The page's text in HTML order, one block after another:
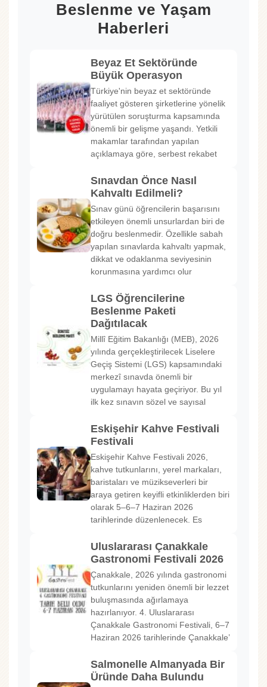
Beslenme ve Yaşam
Haberleri
Beyaz Et Sektöründe
Büyük Operasyon
Türkiye'nin beyaz et sektöründe
faaliyet gösteren şirketlerine yönelik
yürütülen soruşturma kapsamında
önemli bir gelişme yaşandı. Yetkili
makamlar tarafından yapılan
açıklamaya göre, serbest rekabet
Sınavdan Önce Nasıl
Kahvaltı Edilmeli?
Sınav günü öğrencilerin başarısını
etkileyen önemli unsurlardan biri de
doğru beslenmedir. Özellikle sabah
yapılan sınavlarda kahvaltı yapmak,
dikkat ve odaklanma seviyesinin
korunmasına yardımcı olur
LGS Öğrencilerine
Beslenme Paketi
Dağıtılacak
Millî Eğitim Bakanlığı (MEB), 2026
yılında gerçekleştirilecek Liselere
Geçiş Sistemi (LGS) kapsamındaki
merkezî sınavda önemli bir
uygulamayı hayata geçiriyor. Bu yıl
ilk kez sınavın sözel ve sayısal
Eskişehir Kahve Festivali
Festivali
Eskişehir Kahve Festivali 2026,
kahve tutkunlarını, yerel markaları,
baristaları ve müzikseverleri bir
araya getiren keyifli etkinliklerden biri
olarak 5–6–7 Haziran 2026
tarihlerinde düzenlenecek. Es
Uluslararası Çanakkale
Gastronomi Festivali 2026
Çanakkale, 2026 yılında gastronomi
tutkunlarını yeniden önemli bir lezzet
buluşmasında ağırlamaya
hazırlanıyor. 4. Uluslararası
Çanakkale Gastronomi Festivali, 6–7
Haziran 2026 tarihlerinde Çanakkale’
Salmonelle Almanyada Bir
Üründe Daha Bulundu